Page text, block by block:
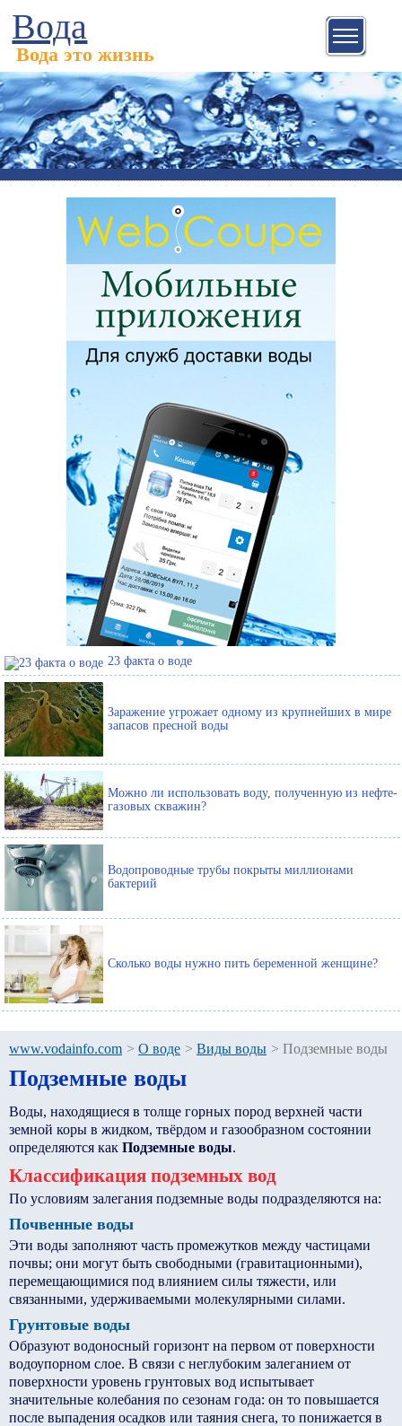
Вода
Вода это жизнь
23 факта о воде
Заражение угрожает одному из крупнейших в мире
запасов пресной воды
Можно ли использовать воду, полученную из нефте-
газовых скважин?
Водопроводные трубы покрыты миллионами
бактерий
Сколько воды нужно пить беременной женщине?
www.vodainfo.com > О воде > Виды воды > Подземные воды
Подземные воды
Воды, находящиеся в толще горных пород верхней части
земной коры в жидком, твёрдом и газообразном состоянии
определяются как Подземные воды.
Классификация подземных вод
По условиям залегания подземные воды подразделяются на:
Почвенные воды
Эти воды заполняют часть промежутков между частицами
почвы; они могут быть свободными (гравитационными),
перемещающимися под влиянием силы тяжести, или
связанными, удерживаемыми молекулярными силами.
Грунтовые воды
Образуют водоносный горизонт на первом от поверхности
водоупорном слое. В связи с неглубоким залеганием от
поверхности уровень грунтовых вод испытывает
значительные колебания по сезонам года: он то повышается
после выпадения осадков или таяния снега, то понижается в